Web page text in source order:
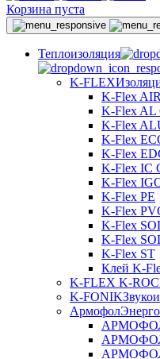
Корзина пуста
Теплоизоляция
K-FLEX
K-Flex AIR
K-Flex AL
K-Flex
K-Flex
K-Flex
K-Flex IC
K-Flex
K-Flex PE
K-Flex
K-Flex
K-Flex
K-Flex ST
Клей K-
K-FLEX K-
K-FONIK
Армофол